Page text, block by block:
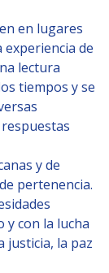
en lugares
experiencia de
lectura
tiempos y se
y de
pertenencia.
y con la lucha
justicia, la paz